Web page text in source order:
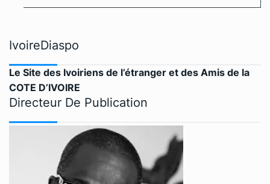
IvoireDiaspo
Le Site des Ivoiriens de l’étranger et des Amis de la
COTE D’IVOIRE
Directeur De Publication